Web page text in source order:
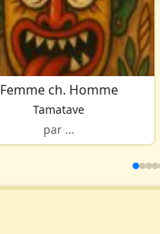
Femme ch. Homme
Tamatave
par ...